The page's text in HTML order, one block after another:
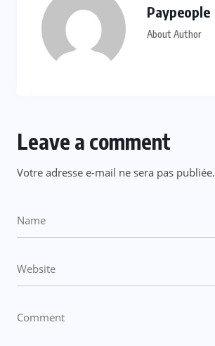
Paypeople
About Author
Leave a comment
Votre adresse e-mail ne sera pas publiée.